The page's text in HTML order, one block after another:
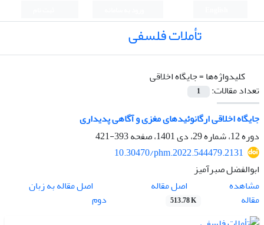
تأملات فلسفی
کلیدواژه‌ها =جایگاه اخلاقی
تعداد مقالات:
1
جایگاه اخلاقی ارگانوئیدهای مغزی و آگاهی پدیداری
دوره 12، شماره 29، دی 1401، صفحه
393-421
10.30470/phm.2022.544479.2131
ابوالفضل صبرآمیز
مشاهده
مقاله
اصل مقاله
513.78 K
اصل مقاله به زبان
دوم